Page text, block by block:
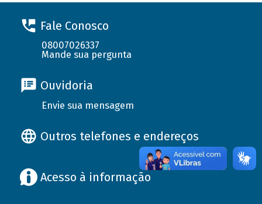
Fale Conosco
08007026337
Mande sua pergunta
Ouvidoria
Envie sua mensagem
Outros telefones e endereços
Acesso à informação